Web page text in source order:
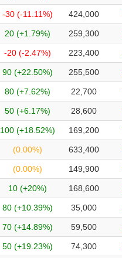
-30 (-11.11%) 424,000
20 (+1.79%) 259,300
-20 (-2.47%) 223,400
90 (+22.50%) 255,500
80 (+7.62%) 22,700
50 (+6.17%) 28,600
100 (+18.52%) 169,200
(0.00%) 633,400
(0.00%) 149,900
10 (+20%) 168,600
80 (+10.39%) 35,000
70 (+14.89%) 59,500
50 (+19.23%) 74,300